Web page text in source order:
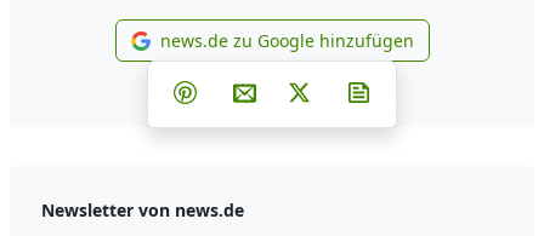
news.de zu Google
news.de zu Google hinzufügen
Teilen auf Facebook
Teilen auf Whatsapp
Teilen auf Telegram
Teilen auf Pinterest
Per E-Mail teilen
Post auf X
Newsletter von news.de